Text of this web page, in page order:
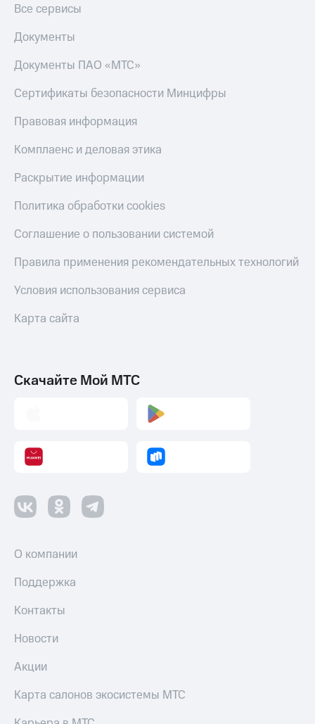
Все сервисы
Документы
Документы ПАО «МТС»
Сертификаты безопасности Минцифры
Правовая информация
Комплаенс и деловая этика
Раскрытие информации
Политика обработки cookies
Соглашение о пользовании системой
Правила применения рекомендательных технологий
Условия использования сервиса
Карта сайта
Скачайте Мой МТС
О компании
Поддержка
Контакты
Новости
Акции
Карта салонов экосистемы МТС